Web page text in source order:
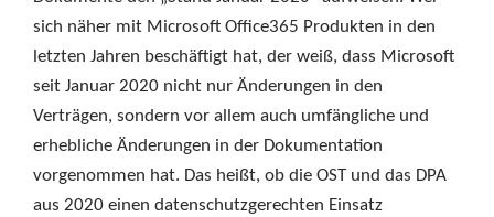
sich näher mit Microsoft Office365 Produkten in den
letzten Jahren beschäftigt hat, der weiß, dass Microsoft
seit Januar 2020 nicht nur Änderungen in den
Verträgen, sondern vor allem auch umfängliche und
erhebliche Änderungen in der Dokumentation
vorgenommen hat. Das heißt, ob die OST und das DPA
aus 2020 einen datenschutzgerechten Einsatz